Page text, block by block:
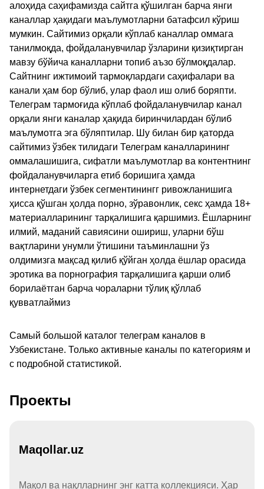
алоҳида саҳифамизда сайтга қўшилган барча янги
каналлар ҳақидаги маълумотларни батафсил кўриш
мумкин. Сайтимиз орқали кўплаб каналлар оммага
танилмоқда, фойдаланувчилар ўзларини қизиқтирган
мавзу бўйича каналларни топиб аъзо бўлмоқдалар.
Сайтнинг ижтимоий тармоқлардаги саҳифалари ва
канали ҳам бор бўлиб, улар фаол иш олиб боряпти.
Телеграм тармоғида кўплаб фойдаланувчилар канал
орқали янги каналар ҳақида биринчилардан бўлиб
маълумотга эга бўляптилар. Шу билан бир қаторда
сайтимиз ўзбек тилидаги Телеграм каналларининг
оммалашишига, сифатли маълумотлар ва контентнинг
фойдаланувчиларга етиб боришига ҳамда
интернетдаги ўзбек сегментинингг ривожланишига
ҳисса қўшган ҳолда порно, зўравонлик, секс ҳамда 18+
материалларининг тарқалишига қаршимиз. Ёшларнинг
илмий, маданий савиясини ошириш, уларни бўш
вақтларини унумли ўтишини таъминлашни ўз
олдимизга мақсад қилиб қўйган ҳолда ёшлар орасида
эротика ва порнография тарқалишига қарши олиб
борилаётган барча чораларни тўлиқ қўллаб
қувватлаймиз
Самый большой каталог телеграм каналов в
Узбекистане. Только активные каналы по категориям и
с подробной статистикой.
Проекты
Maqollar.uz
Мақол ва нақлларнинг энг катта коллекцияси. Ҳар